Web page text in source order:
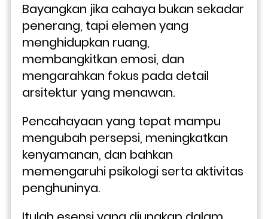
Bayangkan jika cahaya bukan sekadar
penerang, tapi elemen yang
menghidupkan ruang,
membangkitkan emosi, dan
mengarahkan fokus pada detail
arsitektur yang menawan.
Pencahayaan yang tepat mampu
mengubah persepsi, meningkatkan
kenyamanan, dan bahkan
memengaruhi psikologi serta aktivitas
penghuninya.